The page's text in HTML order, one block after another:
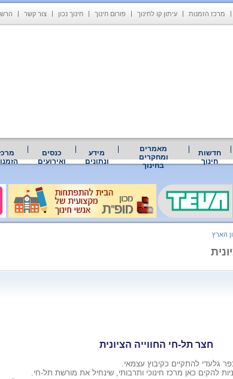
מרכז הזמנות עיתון קו לחינוך פורום חינוך חינוך נכון צור קשר
חדשות
חינוך
מאמרים
ומחקרים
בחינוך
מידע
ונתונים
כנסים
ואירועים
הארץ
חצר תל-חי החווייה הציונית
להקים כאן מרכז חינוכי ותרבותי, שינחיל את מורשת תל-חי.